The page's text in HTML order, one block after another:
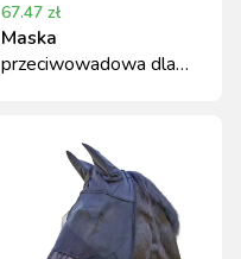
67.47 zł
Maska
przeciwowadowa dla